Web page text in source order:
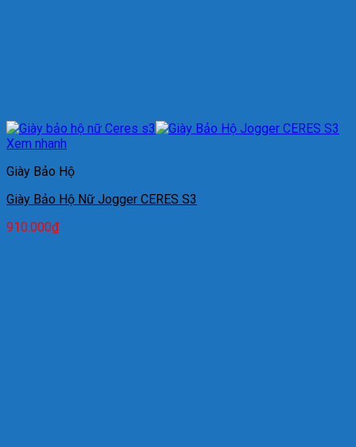
Xem nhanh
Giày Bảo Hộ
Giày Bảo Hộ Nữ Jogger CERES S3
910.000₫